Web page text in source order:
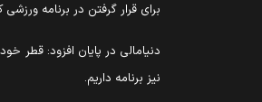
برای قرار گرفتن در برنامه
دنیامالی در پایان افزود: قطر
نیز برنامه داریم.